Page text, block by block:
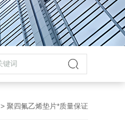
> 聚四氟乙烯垫片*质量保证